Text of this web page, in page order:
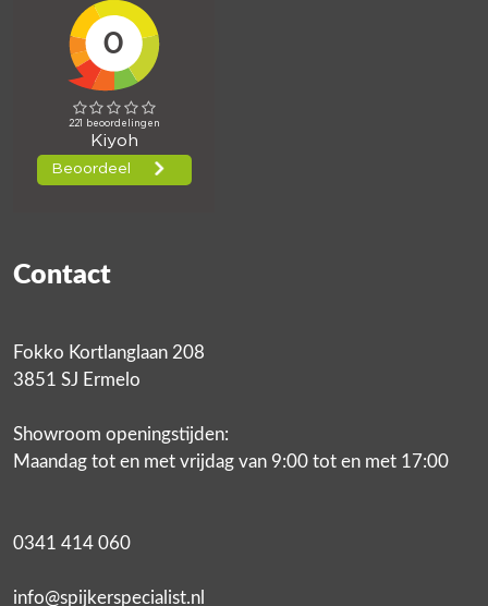
Contact
Fokko Kortlanglaan 208
3851 SJ Ermelo
Showroom openingstijden:
Maandag tot en met vrijdag van 9:00 tot en met 17:00
0341 414 060
info@spijkerspecialist.nl